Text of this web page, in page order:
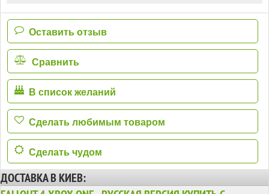
Оставить отзыв
Сравнить
В список желаний
Сделать любимым товаром
Сделать чудом
ДОСТАВКА В КИЕВ: